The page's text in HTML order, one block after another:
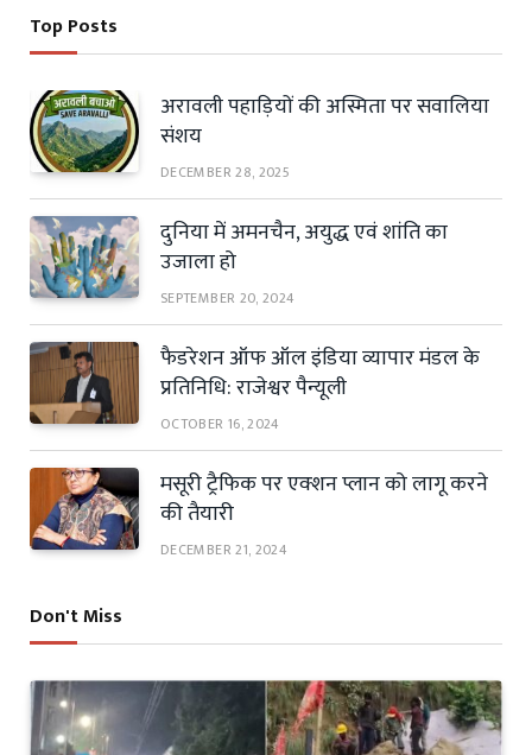
Top Posts
अरावली पहाड़ियों की अस्मिता पर सवालिया
संशय
DECEMBER 28, 2025
दुनिया में अमनचैन, अयुद्ध एवं शांति का
उजाला हो
SEPTEMBER 20, 2024
फैडरेशन ऑफ ऑल इंडिया व्यापार मंडल के
प्रतिनिधि: राजेश्वर पैन्यूली
OCTOBER 16, 2024
मसूरी ट्रैफिक पर एक्शन प्लान को लागू करने
की तैयारी
DECEMBER 21, 2024
Don't Miss